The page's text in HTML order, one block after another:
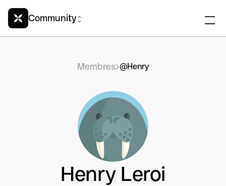
Community
Membres @Henry
Henry Leroi